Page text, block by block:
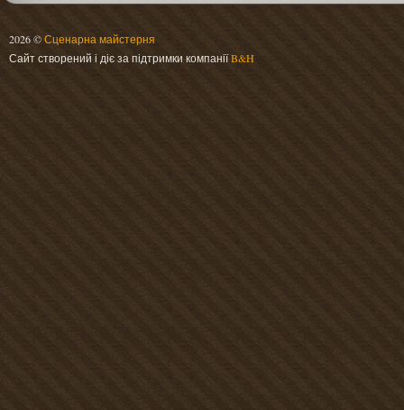
2026 ©Сценарна майстерня
Сайт створений і діє за підтримки компаніїB&H